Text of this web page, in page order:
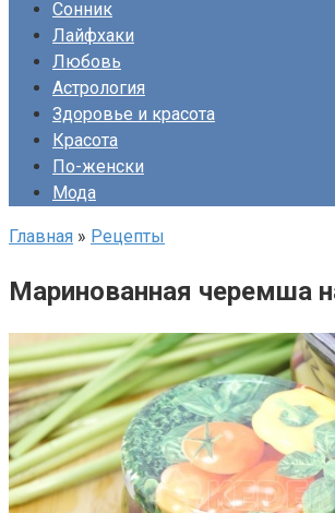
Сонник
Лайфхаки
Любовь
Астрология
Здоровье и красота
Красота
По-женски
Мода
Главная » Рецепты
Маринованная черемша